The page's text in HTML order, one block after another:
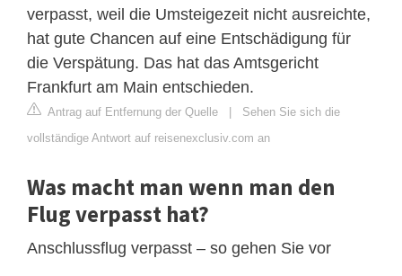
verpasst, weil die Umsteigezeit nicht ausreichte,
hat gute Chancen auf eine Entschädigung für
die Verspätung. Das hat das Amtsgericht
Frankfurt am Main entschieden.
Antrag auf Entfernung der Quelle | Sehen Sie sich die
vollständige Antwort auf reisenexclusiv.com an
Was macht man wenn man den
Flug verpasst hat?
Anschlussflug verpasst – so gehen Sie vor